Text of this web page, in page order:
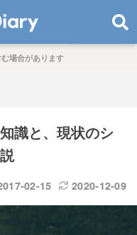
場合があります
識と、現状のシ
02-15 2020-12-09